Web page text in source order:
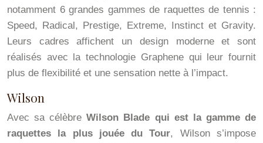
notamment 6 grandes gammes de raquettes de tennis :
Speed, Radical, Prestige, Extreme, Instinct et Gravity.
Leurs cadres affichent un design moderne et sont
réalisés avec la technologie Graphene qui leur fournit
plus de flexibilité et une sensation nette à l’impact.
Wilson
Avec sa célèbreWilson Blade qui est la gamme de
raquettes la plus jouée du Tour, Wilson s’impose